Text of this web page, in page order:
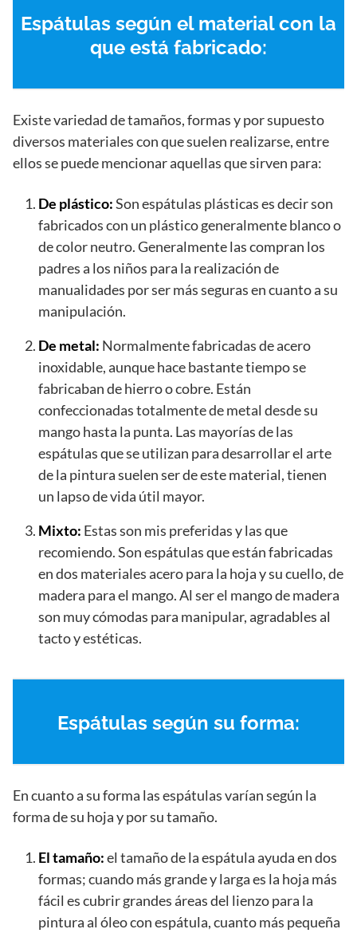
Espátulas según el material con la
que está fabricado:
Existe variedad de tamaños, formas y por supuesto
diversos materiales con que suelen realizarse, entre
ellos se puede mencionar aquellas que sirven para:
De plástico:Son espátulas plásticas es decir son
fabricados con un plástico generalmente blanco o
de color neutro. Generalmente las compran los
padres a los niños para la realización de
manualidades por ser más seguras en cuanto a su
manipulación.
De metal: Normalmente fabricadas de acero
inoxidable, aunque hace bastante tiempo se
fabricaban de hierro o cobre. Están
confeccionadas totalmente de metal desde su
mango hasta la punta. Las mayorías de las
espátulas que se utilizan para desarrollar el arte
de la pintura suelen ser de este material, tienen
un lapso de vida útil mayor.
Mixto: Estas son mis preferidas y las que
recomiendo. Son espátulas que están fabricadas
en dos materiales acero para la hoja y su cuello, de
madera para el mango. Al ser el mango de madera
son muy cómodas para manipular, agradables al
tacto y estéticas.
Espátulas según su forma:
En cuanto a su forma las espátulas varían según la
forma de su hoja y por su tamaño.
El tamaño:el tamaño de la espátula ayuda en dos
formas; cuando más grande y larga es la hoja más
fácil es cubrir grandes áreas del lienzo para la
pintura al óleo con espátula, cuanto más pequeña